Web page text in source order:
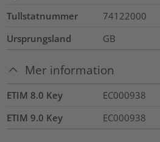
Tullstatnummer
74122000
Ursprungsland
GB
Mer information
ETIM 8.0 Key
EC000938
ETIM 9.0 Key
EC000938